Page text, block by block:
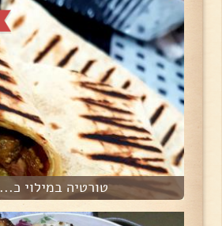
טורטיה במילוי כ...